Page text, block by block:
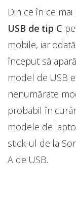
Din ce în ce
USB de tip C
mobile, iar
început să
model de USB
nenumărate
probabil în
modele de
stick-ul de la
A de USB.